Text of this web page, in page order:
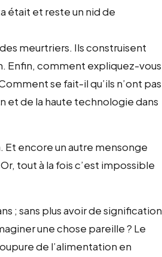
était et reste un nid de
meurtriers. Ils construisent
Enfin, comment expliquez-vous
se fait-il qu’ils n’ont pas
et de la haute technologie dans
Et encore un autre mensonge
tout à la fois c’est impossible
; sans plus avoir de signification
une chose pareille ? Le
de l’alimentation en